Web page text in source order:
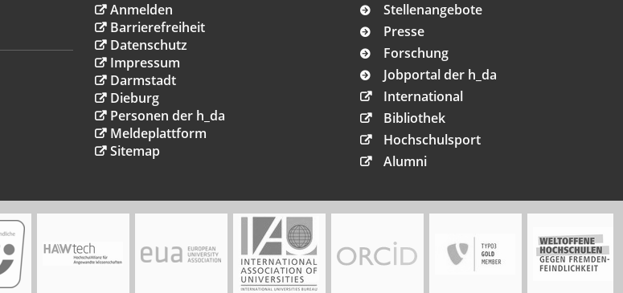
Anmelden
Barrierefreiheit
Datenschutz
Impressum
Darmstadt
Dieburg
Personen der h_da
Meldeplattform
Sitemap
Stellenangebote
Presse
Forschung
Jobportal der h_da
International
Bibliothek
Hochschulsport
Alumni